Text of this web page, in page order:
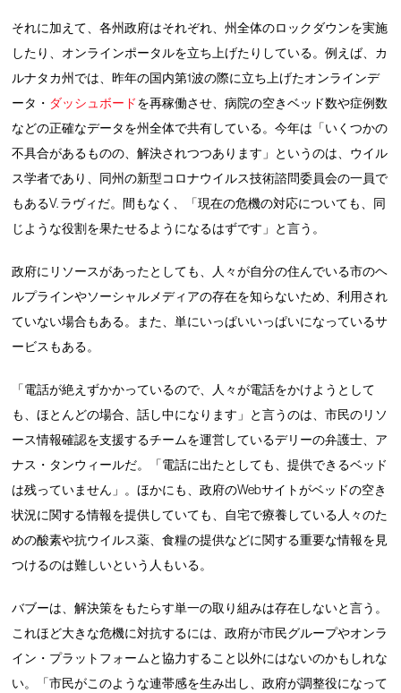
それに加えて、各州政府はそれぞれ、州全体のロックダウンを実施
したり、オンラインポータルを立ち上げたりしている。例えば、カ
ルナタカ州では、昨年の国内第1波の際に立ち上げたオンラインデ
ータ・ ダッシュボードを再稼働させ、病院の空きベッド数や症例数
などの正確なデータを州全体で共有している。今年は「いくつかの
不具合があるものの、解決されつつあります」というのは、ウイル
ス学者であり、同州の新型コロナウイルス技術諮問委員会の一員で
もあるV. ラヴィだ。間もなく、「現在の危機の対応についても、同
じような役割を果たせるようになるはずです」と言う。
政府にリソースがあったとしても、人々が自分の住んでいる市のヘ
ルプラインやソーシャルメディアの存在を知らないため、利用され
ていない場合もある。また、単にいっぱいいっぱいになっているサ
ービスもある。
「電話が絶えずかかっているので、人々が電話をかけようとして
も、ほとんどの場合、話し中になります」と言うのは、市民のリソ
ース情報確認を支援するチームを運営しているデリーの弁護士、ア
ナス・タンウィールだ。「電話に出たとしても、提供できるベッド
は残っていません」。ほかにも、政府のWebサイトがベッドの空き
状況に関する情報を提供していても、自宅で療養している人々のた
めの酸素や抗ウイルス薬、食糧の提供などに関する重要な情報を見
つけるのは難しいという人もいる。
バブーは、解決策をもたらす単一の取り組みは存在しないと言う。
これほど大きな危機に対抗するには、政府が市民グループやオンラ
イン・プラットフォームと協力すること以外にはないのかもしれな
い。「市民がこのような連帯感を生み出し、政府が調整役になって